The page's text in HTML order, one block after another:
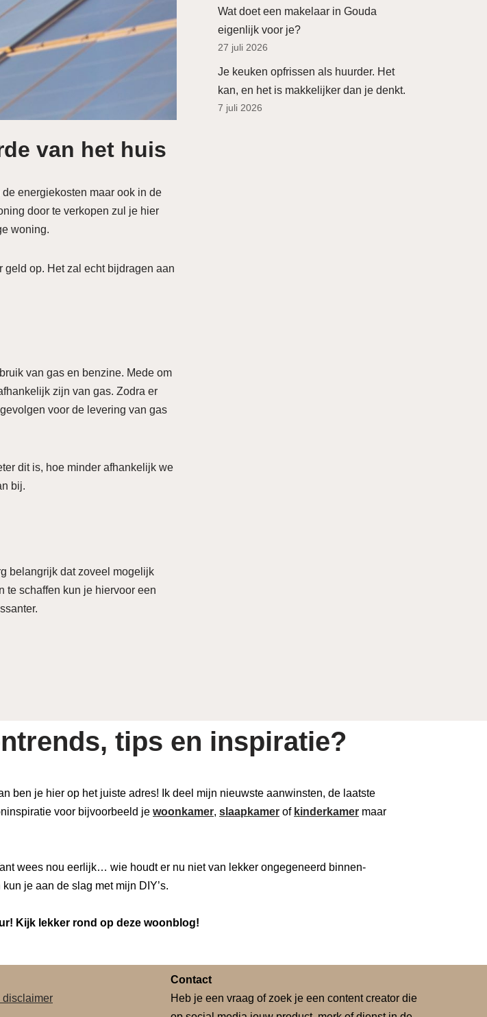
van het huis
energiekosten maar ook in de
door te verkopen zul je hier
woning.
op. Het zal echt bijdragen aan
van gas en benzine. Mede om
zijn van gas. Zodra er
voor de levering van gas
dit is, hoe minder afhankelijk we
bij.
belangrijk dat zoveel mogelijk
te schaffen kun je hiervoor een
Wat doet een makelaar in Gouda
eigenlijk voor je?
27 juli 2026
Je keuken opfrissen als huurder. Het
kan, en het is makkelijker dan je denkt.
7 juli 2026
tips en inspiratie?
ben je hier op het juiste adres! Ik deel mijn nieuwste aanwinsten, de laatste
voor bijvoorbeeld je woonkamer, slaapkamer of kinderkamer maar
wees nou eerlijk… wie houdt er nu niet van lekker ongegeneerd binnen-
je aan de slag met mijn DIY’s.
Kijk lekker rond op deze woonblog!
disclaimer
Contact
Heb je een vraag of zoek je een content creator die